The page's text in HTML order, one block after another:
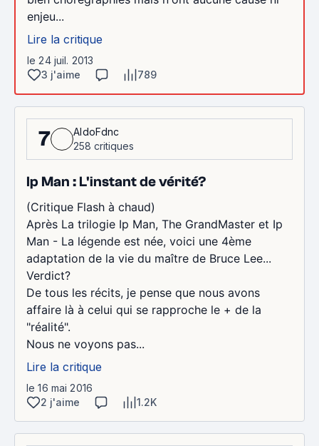
enjeu...
Lire la critique
le 24 juil. 2013
3 j'aime
789
7
AldoFdnc
258 critiques
Ip Man : L'instant de vérité?
(Critique Flash à chaud)
Après La trilogie Ip Man, The GrandMaster et Ip
Man - La légende est née, voici une 4ème
adaptation de la vie du maître de Bruce Lee...
Verdict?
De tous les récits, je pense que nous avons
affaire là à celui qui se rapproche le + de la
"réalité".
Nous ne voyons pas...
Lire la critique
le 16 mai 2016
2 j'aime
1.2K